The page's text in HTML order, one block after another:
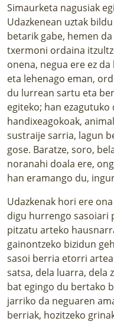
Simaurketa nagusiak
Udazkenean uztak
betarik gabe, hemen
txermoni ordaina
onena, negua ere ez
eta lehenago eman,
du lurrean sartu eta
egiteko; han
handixeagokoak,
sustraije sarria, lagun
gose. Baratze, soro,
noranahi doala ere,
han eramango du,
Udazkenak hori ere
digu hurrengo sasoiari
pitzatu arteko
gainontzeko bizidun
sasoi berria etorri
satsa, dela luarra, dela
bat egingo du bertako
jarriko da neguaren
berriak, hozitzeko